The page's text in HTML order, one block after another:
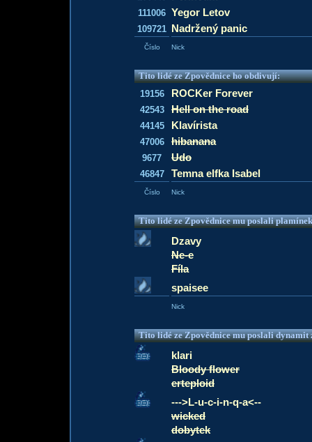
111006 Yegor Letov
109721 Nadržený panic
Číslo Nick
Tito lidé ze Zpovědnice ho obdivují:
19156
ROCKer Forever
42543 Hell on the road
44145 Klavírista
47006 hibanana
9677 Udo
46847 Temna elfka Isabel
Číslo Nick
Tito lidé ze Zpovědnice mu poslali
Dzavy
Ne-e
Fíla
spaisee
Nick
Tito lidé ze Zpovědnice mu poslali dynamit
klari
Bloody flower
erteploid
--->L-u-c-i-n-q-a<--
wicked
dobytek